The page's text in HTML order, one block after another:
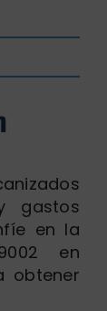
gastos
en la
en
obtener